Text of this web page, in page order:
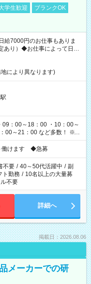
学生歓迎
ブランクOK
給7000円のお仕事もありま
り）◆お仕事によって日給
により異なります)
：00～18：00 ・10：00～
など多数！ ※お
働けます ◆急募
不要 / 40～50代活躍中 / 副
ト勤務 / 10名以上の大量募
不要
詳細へ
掲載日：2026.08.06
メーカーでの研